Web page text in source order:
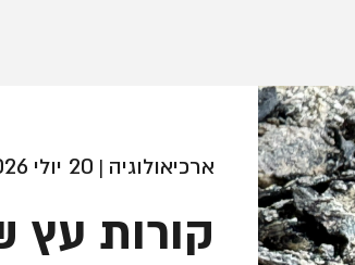
ארכיאולוגיה | 20 יולי 2026
קורות עץ